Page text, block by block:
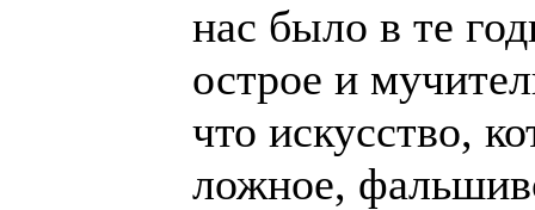
нас было в те
острое и
что искусство,
ложное,